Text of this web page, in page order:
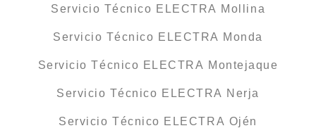
Servicio Técnico ELECTRA Mollina
Servicio Técnico ELECTRA Monda
Servicio Técnico ELECTRA Montejaque
Servicio Técnico ELECTRA Nerja
Servicio Técnico ELECTRA Ojén